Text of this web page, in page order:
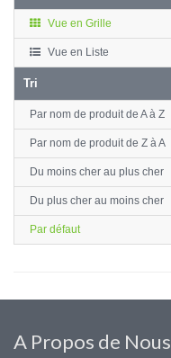
Vue en Grille
Vue en Liste
Tri
Par nom de produit de A à Z
Par nom de produit de Z à A
Du moins cher au plus cher
Du plus cher au moins cher
Par défaut
A Propos de Nous